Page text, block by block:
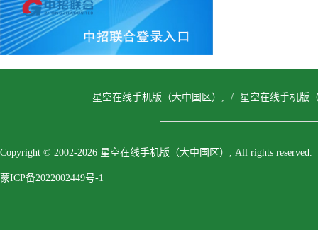
星空在线手机版（大中国区）, / 星空在线手机版
Copyright © 2002-2026 星空在线手机版（大中国区）, All rights reserved.
蒙ICP备2022002449号-1